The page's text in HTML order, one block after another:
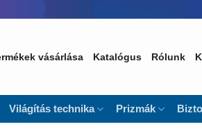
vásárlása Katalógus Rólunk
Világítás technika Prizmák